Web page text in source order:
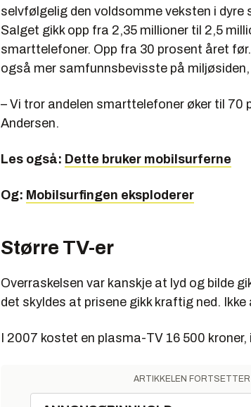
selvfølgelig den voldsomme veksten i
Salget gikk opp fra 2,35 millioner til 2,5
smarttelefoner. Opp fra 30 prosent året
også mer samfunnsbevisste på miljøsiden,
– Vi tror andelen smarttelefoner øker til 70
Andersen.
Les også: Dette bruker mobilsurferne
Og: Mobilsurfingen eksploderer
Større TV-er
Overraskelsen var kanskje at lyd og bilde
det skyldes at prisene gikk kraftig ned.
I 2007 kostet en plasma-TV 16 500
ARTIKKELEN